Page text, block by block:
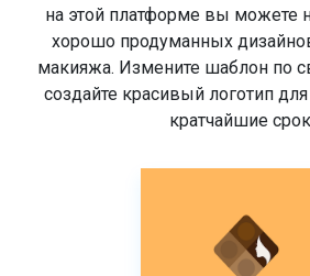
на этой платформе вы можете
хорошо продуманных
макияжа. Измените шаблон по
создайте красивый логотип
кратчайшие